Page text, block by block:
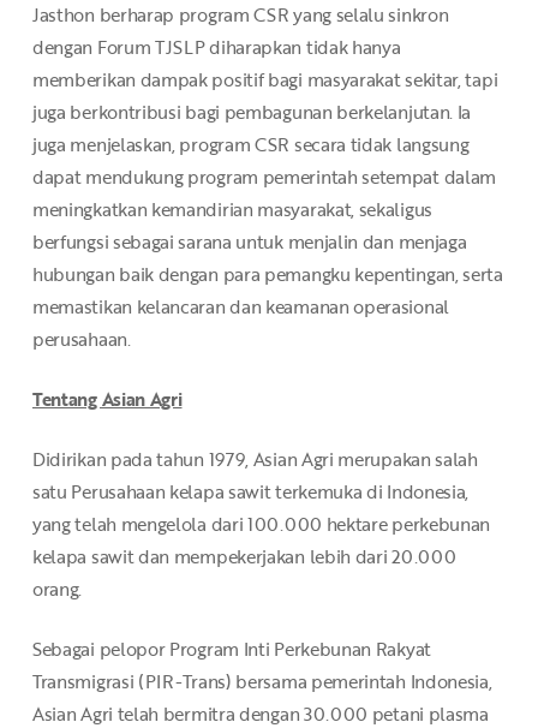
Jasthon berharap program CSR yang selalu sinkron
dengan Forum TJSLP diharapkan tidak hanya
memberikan dampak positif bagi masyarakat sekitar, tapi
juga berkontribusi bagi pembagunan berkelanjutan. Ia
juga menjelaskan, program CSR secara tidak langsung
dapat mendukung program pemerintah setempat dalam
meningkatkan kemandirian masyarakat, sekaligus
berfungsi sebagai sarana untuk menjalin dan menjaga
hubungan baik dengan para pemangku kepentingan, serta
memastikan kelancaran dan keamanan operasional
perusahaan.
Tentang Asian Agri
Didirikan pada tahun 1979, Asian Agri merupakan salah
satu Perusahaan kelapa sawit terkemuka di Indonesia,
yang telah mengelola dari 100.000 hektare perkebunan
kelapa sawit dan mempekerjakan lebih dari 20.000
orang.
Sebagai pelopor Program Inti Perkebunan Rakyat
Transmigrasi (PIR-Trans) bersama pemerintah Indonesia,
Asian Agri telah bermitra dengan 30.000 petani plasma